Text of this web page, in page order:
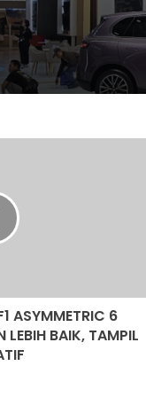
ASYMMETRIC 6
LEBIH BAIK, TAMPIL